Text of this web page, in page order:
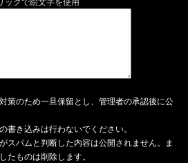
ックで絵文字を使用
策のため一旦保留とし、管理者の承認後に公
書き込みは行わないでください。
スパムと判断した内容は公開されません。ま
たものは削除します。